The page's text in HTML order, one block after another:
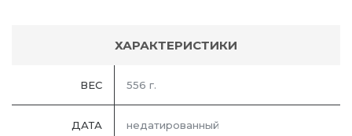
ХАРАКТЕРИСТИКИ
ВЕС 556 г.
ДАТА недатированный